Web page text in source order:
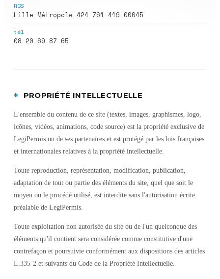
RCS
Lille Métropole 424 761 419 00045
tél
08 20 69 87 65
# PROPRIÉTÉ INTELLECTUELLE
L'ensemble du contenu de ce site (textes, images, graphismes, logo,
icônes, vidéos, animations, code source) est la propriété exclusive de
LegiPermis ou de ses partenaires et est protégé par les lois françaises
et internationales relatives à la propriété intellectuelle.
Toute reproduction, représentation, modification, publication,
adaptation de tout ou partie des éléments du site, quel que soit le
moyen ou le procédé utilisé, est interdite sans l'autorisation écrite
préalable de LegiPermis.
Toute exploitation non autorisée du site ou de l'un quelconque des
éléments qu'il contient sera considérée comme constitutive d'une
contrefaçon et poursuivie conformément aux dispositions des articles
L.335-2 et suivants du Code de la Propriété Intellectuelle.